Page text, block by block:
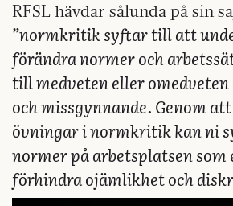
RFSL hävdar sålunda på sin
”normkritik syftar till att
förändra normer och
till medveten eller
och missgynnande. Genom
övningar i normkritik kan ni
normer på arbetsplatsen
förhindra ojämlikhet och